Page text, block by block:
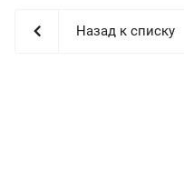
Назад к списку